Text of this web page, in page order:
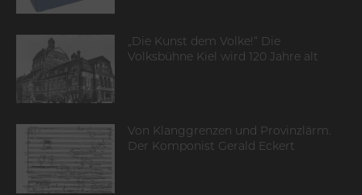
„Die Kunst dem Volke!“ Die
Volksbühne Kiel wird 120 Jahre alt
Von Klanggrenzen und Provinzlärm.
Der Komponist Gerald Eckert